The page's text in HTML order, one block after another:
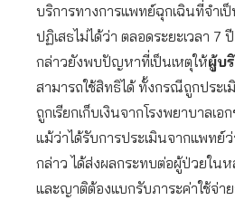
บริการทางการแพทย์ฉุกเฉินที่จำเ
ปฏิเสธไม่ได้ว่า ตลอดระยะเวลา 7
กล่าวยังพบปัญหาที่เป็นเหตุให้ผู้บ
สามารถใช้สิทธิได้ ทั้งกรณีถูกประเ
ถูกเรียกเก็บเงินจากโรงพยาบาลเ
แม้ว่าได้รับการประเมินจากแพทย์
กล่าว ได้ส่งผลกระทบต่อผู้ป่วยใน
และญาติต้องแบกรับภาระค่าใช้จ่า